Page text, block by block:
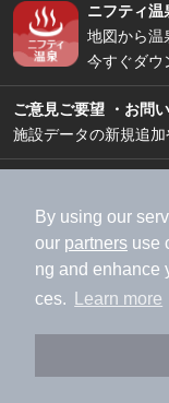
By using our
our partners use
ng and enhance
ces.
Learn more
ニフティ温
地図から温
今すぐダウ
ご意見ご要望 ・お問
施設データの新規追
加盟店募
利用規約
特定商取引
運営